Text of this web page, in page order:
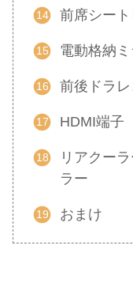
前席シー
電動格納
前後ドラレ
HDMI端子
リアクー
ラー
おまけ